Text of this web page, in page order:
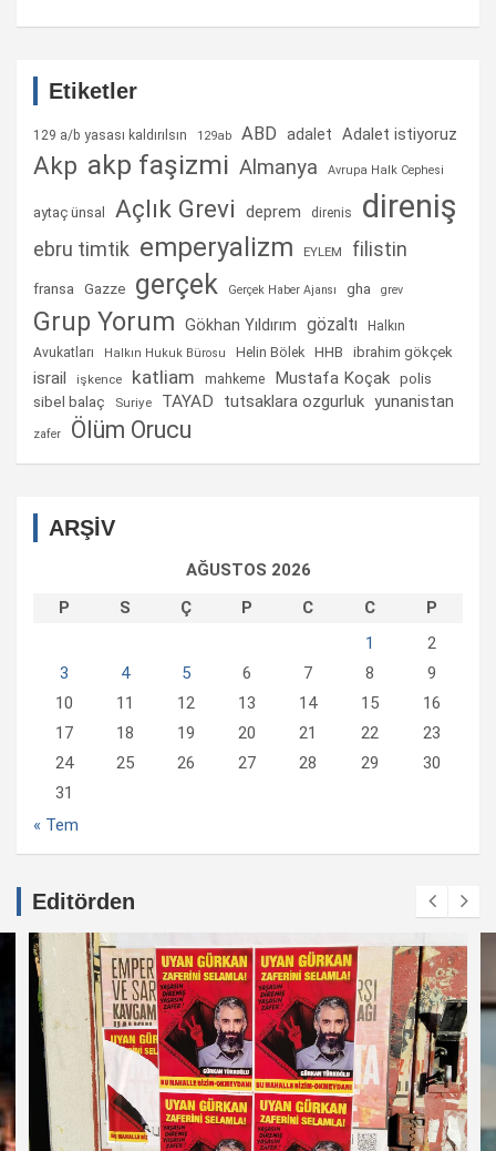
Etiketler
129 a/b yasası kaldırılsın 129ab ABD adalet Adalet istiyoruz
Akp akp faşizmi Almanya Avrupa Halk Cephesi
aytaç ünsal Açlık Grevi deprem direnis direniş
ebru timtik emperyalizm EYLEM filistin
fransa Gazze gerçek Gerçek Haber Ajansı gha grev
Grup Yorum Gökhan Yıldırım gözaltı
Halkın
Avukatları
Halkın Hukuk Bürosu Helin Bölek HHB ibrahim gökçek
israil işkence katliam mahkeme Mustafa Koçak polis
sibel balaç Suriye TAYAD tutsaklara ozgurluk yunanistan
zafer Ölüm Orucu
ARŞİV
AĞUSTOS 2026
P
S Ç P C C
P
1
2
3
4 5 6 7 8
9
10
11 12 13 14 15
16
17
18 19 20 21 22
23
24
25 26 27 28 29
30
31
« Tem
Editörden